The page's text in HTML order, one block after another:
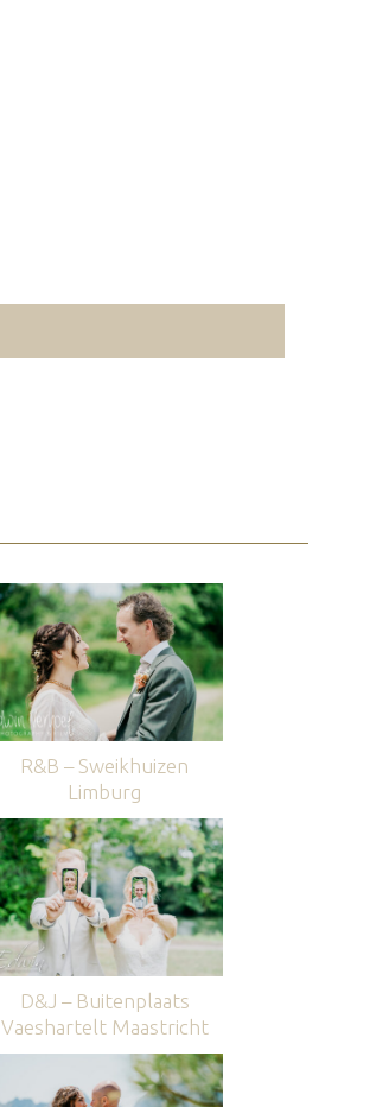
R&B – Sweikhuizen
Limburg
D&J – Buitenplaats
Vaeshartelt Maastricht